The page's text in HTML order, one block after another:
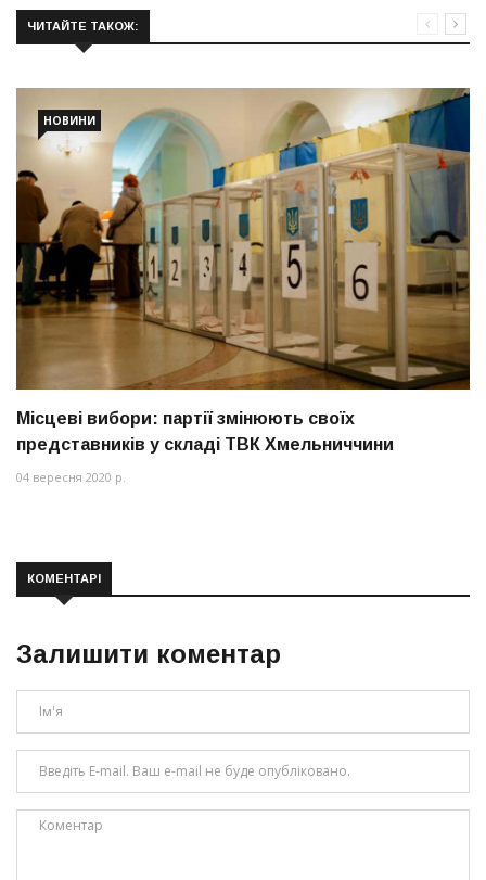
ЧИТАЙТЕ ТАКОЖ:
НОВИНИ
Місцеві вибори: партії змінюють своїх
представників у складі ТВК Хмельниччини
04 вересня 2020 р.
КОМЕНТАРІ
Залишити коментар